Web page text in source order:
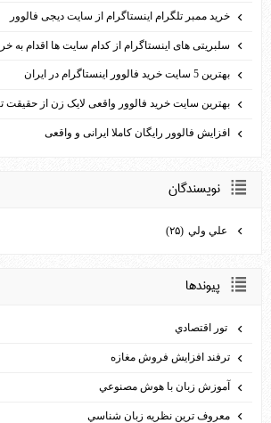
خرید ممبر تلگرام اینستاگرام از سایت دیجی فالوور
سلبریتی های اینستاگرام از کدام سایت ها اقدام به
بهترین 5 سایت خرید فالوور اینستاگرام در ایران
بهترین سایت خرید فالوور واقعی لایک زن از حقیقت
افزایش فالوور رایگان کاملا ایرانی و واقعی
نويسندگان
علي ولي (۲۵)
پيوندها
تور اقتصادي
ترفند افزايش فروش مغازه
آموزش زبان با هوش مصنوعي
معروف ترين نظريه زبان شناسي